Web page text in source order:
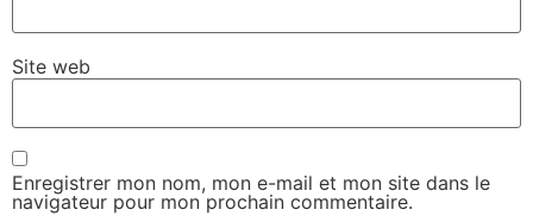
Site web
Enregistrer mon nom, mon e-mail et mon site dans le
navigateur pour mon prochain commentaire.